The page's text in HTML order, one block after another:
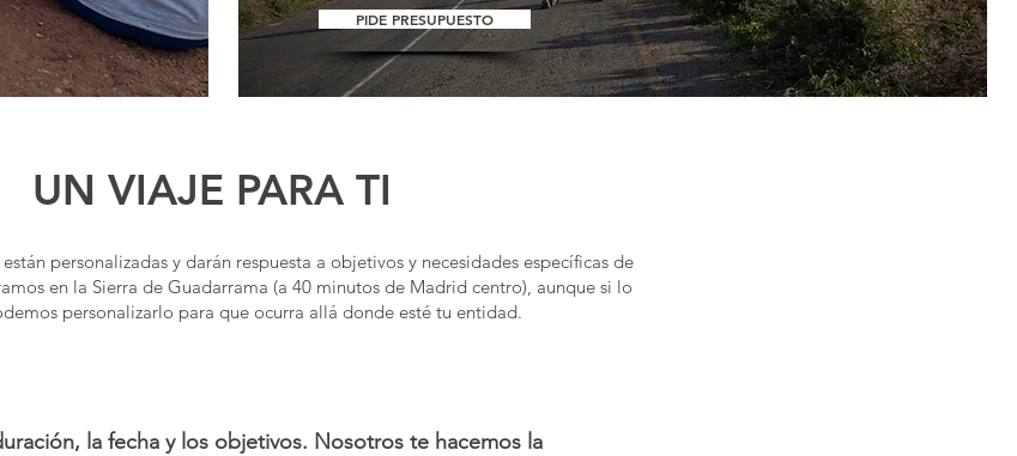
PIDE PRESUPUESTO
UN VIAJE PARA TI
personalizadas y darán respuesta a objetivos y necesidades específicas de
en la Sierra de Guadarrama (a 40 minutos de Madrid centro), aunque si lo
personalizarlo para que ocurra allá donde esté tu entidad.
la fecha y los objetivos. Nosotros te hacemos la